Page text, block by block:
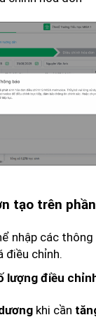
tạo trên
nhập các thông
điều chỉnh.
lượng điều
khi cần